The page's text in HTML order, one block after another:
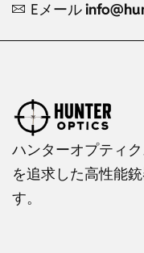
Eメール
ハンターオプティ
を追求した高性能
す。